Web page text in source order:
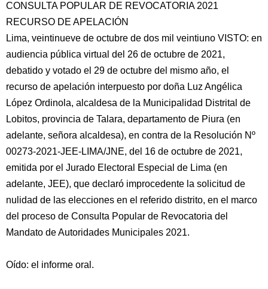
CONSULTA POPULAR DE REVOCATORIA 2021
RECURSO DE APELACIÓN
Lima, veintinueve de octubre de dos mil veintiuno VISTO: en
audiencia pública virtual del 26 de octubre de 2021,
debatido y votado el 29 de octubre del mismo año, el
recurso de apelación interpuesto por doña Luz Angélica
López Ordinola, alcaldesa de la Municipalidad Distrital de
Lobitos, provincia de Talara, departamento de Piura (en
adelante, señora alcaldesa), en contra de la Resolución Nº
00273-2021-JEE-LIMA/JNE, del 16 de octubre de 2021,
emitida por el Jurado Electoral Especial de Lima (en
adelante, JEE), que declaró improcedente la solicitud de
nulidad de las elecciones en el referido distrito, en el marco
del proceso de Consulta Popular de Revocatoria del
Mandato de Autoridades Municipales 2021.
Oído: el informe oral.